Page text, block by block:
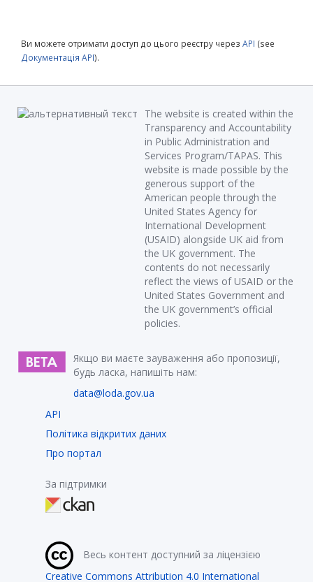
Ви можете отримати доступ до цього реєстру через API (see
Документація API).
The website is created within the
Transparency and Accountability
in Public Administration and
Services Program/TAPAS. This
website is made possible by the
generous support of the
American people through the
United States Agency for
International Development
(USAID) alongside UK aid from
the UK government. The
contents do not necessarily
reflect the views of USAID or the
United States Government and
the UK government’s official
policies.
Якщо ви маєте зауваження або пропозиції,
будь ласка, напишіть нам:
data@loda.gov.ua
API
Політика відкритих даних
Про портал
За підтримки
Весь контент доступний за ліцензією
Creative Commons Attribution 4.0 International